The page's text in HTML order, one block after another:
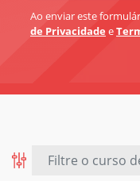
Ao enviar este
de Privacidade e